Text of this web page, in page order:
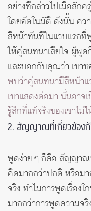
อย่างที่กล่าวไปเมื่อสัก
โดยอัตโนมัติ ดังนั้น คว
สีหน้าทันทีในแวบแรกที่
ให้คู่สนทนาเสียใจ ผู้พู
และบอกกับคุณว่า เขา
พบว่าคู่สนทนามีสีหน้า
เขาแสดงต่อมา นั่นอา
รู้สึกที่แท้จริงของเขาไม่
2. สัญญาณที่เกี่ยวข้อง
พูดง่าย ๆ ก็คือ สัญญาณ
คิดมากกว่าปกติ หรือมา
จริง ทำไมการพูดเรื่อง
มากกว่าการพูดความจริ